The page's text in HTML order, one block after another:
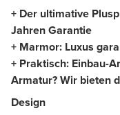
+ Der ultimative
Jahren Garantie
+ Marmor: Luxus
+ Praktisch: Einbau-
Armatur? Wir bieten
Design